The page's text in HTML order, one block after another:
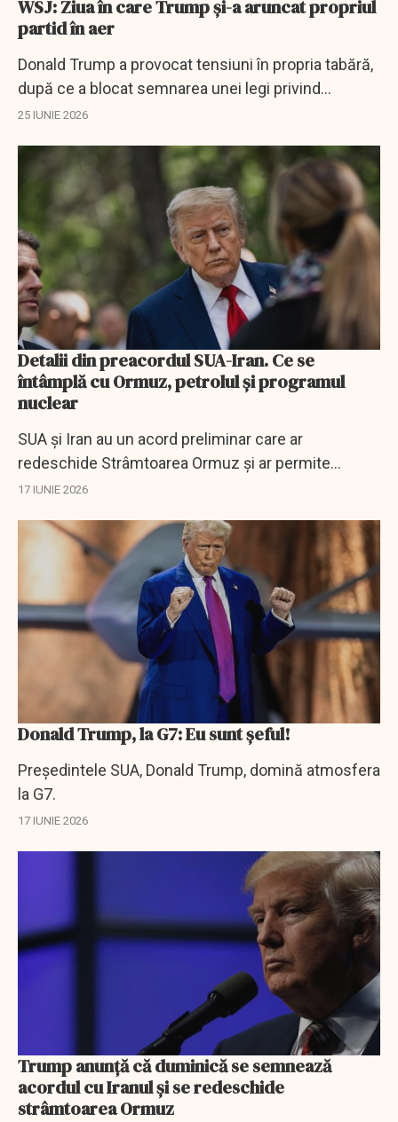
WSJ: Ziua în care Trump și-a aruncat propriul
partid în aer
Donald Trump a provocat tensiuni în propria tabără,
după ce a blocat semnarea unei legi privind
locuințele și a criticat senatori republicani și aliați
25 IUNIE 2026
Detalii din preacordul SUA-Iran. Ce se
întâmplă cu Ormuz, petrolul și programul
nuclear
SUA și Iran au un acord preliminar care ar
redeschide Strâmtoarea Ormuz și ar permite
reluarea exporturilor iraniene de petrol.
17 IUNIE 2026
Donald Trump, la G7: Eu sunt șeful!
Preşedintele SUA, Donald Trump, domină atmosfera
la G7.
17 IUNIE 2026
Trump anunţă că duminică se semnează
acordul cu Iranul şi se redeschide
strâmtoarea Ormuz